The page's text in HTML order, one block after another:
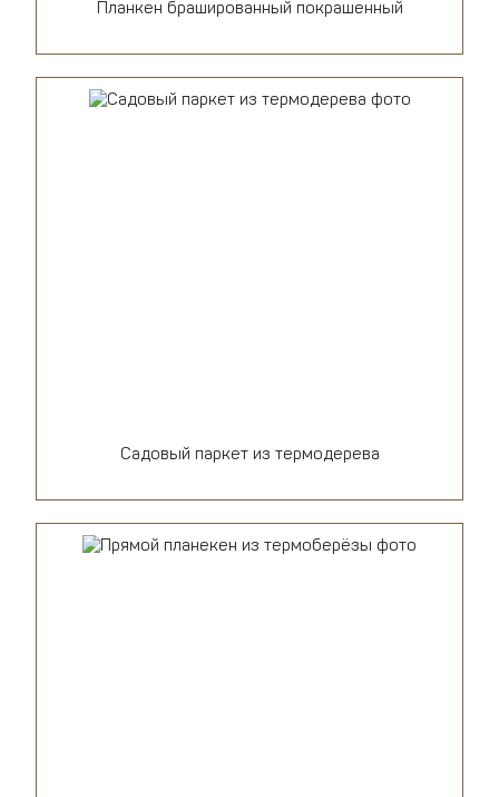
Планкен брашированный покрашенный
Садовый паркет из термодерева